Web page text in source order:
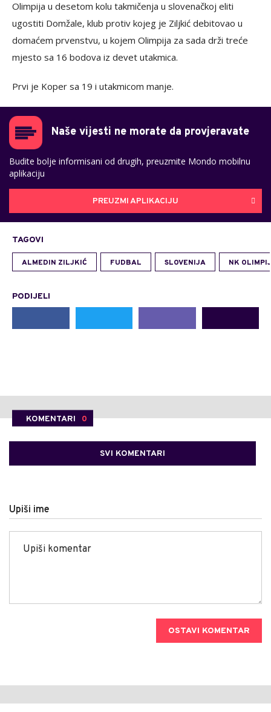
Olimpija u desetom kolu takmičenja u slovenačkoj eliti
ugostiti Domžale, klub protiv kojeg je Ziljkić debitovao u
domaćem prvenstvu, u kojem Olimpija za sada drži treće
mjesto sa 16 bodova iz devet utakmica.
Prvi je Koper sa 19 i utakmicom manje.
Naše vijesti ne morate da provjeravate
Budite bolje informisani od drugih, preuzmite Mondo mobilnu
aplikaciju
PREUZMI APLIKACIJU
TAGOVI
ALMEDIN ZILJKIĆ FUDBAL SLOVENIJA NK
PODIJELI
KOMENTARI 0
SVI KOMENTARI
Upiši ime
OSTAVI KOMENTAR